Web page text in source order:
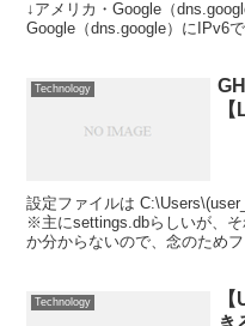
↓アメリカ・Google（
Google（dns.google）にIPv6で
Technology
設定ファイルは
※主にsettings.dbらしいが、
か分からないので、念のため
Technology